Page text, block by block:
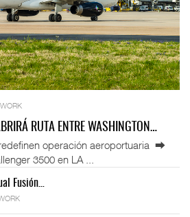
RUTA ENTRE WASHINGTON…
operación aeroportuaria ⮕
3500 en LA ...
Fusión…